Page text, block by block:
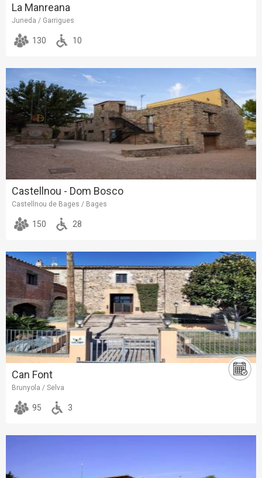
La Manreana
Juneda / Garrigues
130 10
Castellnou - Dom Bosco
Castellnou de Bages / Bages
150 28
Can Font
Brunyola / Selva
95 3